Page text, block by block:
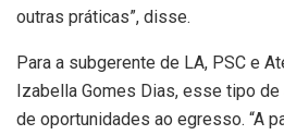
outras práticas”, disse.
Para a subgerente de LA, PSC e
Izabella Gomes Dias, esse tipo de
de oportunidades ao egresso. “A